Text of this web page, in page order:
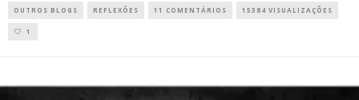
OUTROS BLOGS REFLEXÕES 11 COMENTÁRIOS 15384 VISUALIZAÇÕES
1